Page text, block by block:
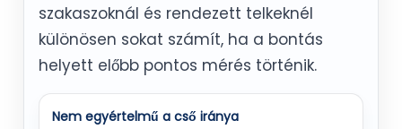
szakaszoknál és rendezett telkeknél
különösen sokat számít, ha a bontás
helyett előbb pontos mérés történik.
Nem egyértelmű a cső iránya